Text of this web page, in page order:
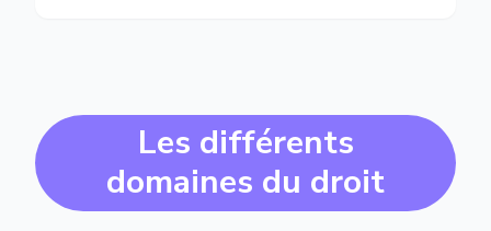
Les différents
domaines du droit